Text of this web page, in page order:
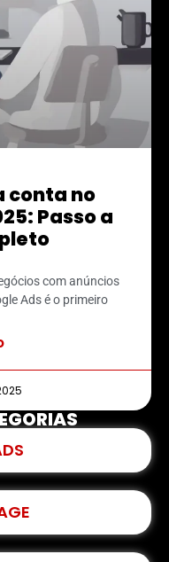
conta no
Passo a
com anúncios
Ads é o primeiro